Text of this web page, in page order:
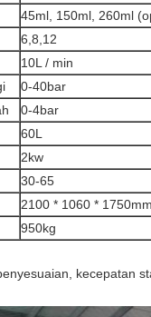
45ml, 150ml, 260ml
6,8,12
10L / min
0-40bar
0-4bar
60L
2kw
30-65
2100 * 1060 * 1750mm
950kg
kecepatan